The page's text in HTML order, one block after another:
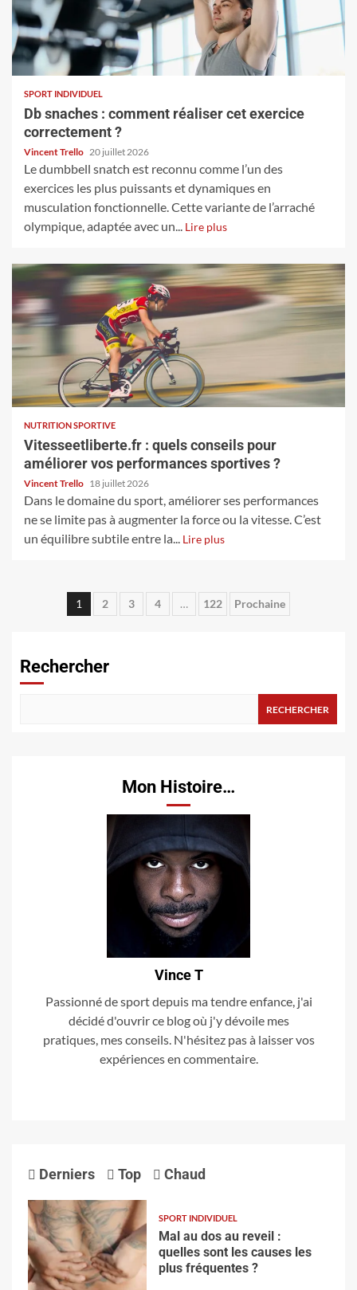
SPORT INDIVIDUEL
Db snaches : comment réaliser cet exercice
correctement ?
Vincent Trello 20 juillet 2026
Le dumbbell snatch est reconnu comme l’un des
exercices les plus puissants et dynamiques en
musculation fonctionnelle. Cette variante de l’arraché
olympique, adaptée avec un... Lire plus
NUTRITION SPORTIVE
Vitesseetliberte.fr : quels conseils pour
améliorer vos performances sportives ?
Vincent Trello 18 juillet 2026
Dans le domaine du sport, améliorer ses performances
ne se limite pas à augmenter la force ou la vitesse. C’est
un équilibre subtile entre la... Lire plus
Pagination
publications
1 2 3 4 … 122 Prochaine
Rechercher
RECHERCHER
Mon Histoire…
Vince T
Passionné de sport depuis ma tendre enfance, j'ai
décidé d'ouvrir ce blog où j'y dévoile mes
pratiques, mes conseils. N'hésitez pas à laisser vos
expériences en commentaire.
Derniers Top Chaud
SPORT INDIVIDUEL
Mal au dos au reveil :
quelles sont les causes les
plus fréquentes ?